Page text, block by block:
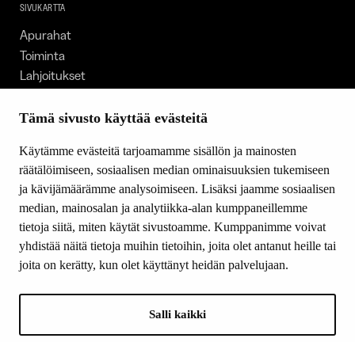
Tämä sivusto käyttää evästeitä
Käytämme evästeitä tarjoamamme sisällön ja mainosten
räätälöimiseen, sosiaalisen median ominaisuuksien tukemiseen
ja kävijämäärämme analysoimiseen. Lisäksi jaamme sosiaalisen
median, mainosalan ja analytiikka-alan kumppaneillemme
tietoja siitä, miten käytät sivustoamme. Kumppanimme voivat
yhdistää näitä tietoja muihin tietoihin, joita olet antanut heille tai
joita on kerätty, kun olet käyttänyt heidän palvelujaan.
Salli kaikki
SIVUKARTTA
Apurahat
Toiminta
Lahjoitukset
Ajankohtaista
Yhteystiedot
SEURAA MEITÄ
Facebook
Instagram
LinkedIn